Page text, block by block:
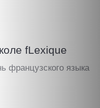
fLexique
французского языка